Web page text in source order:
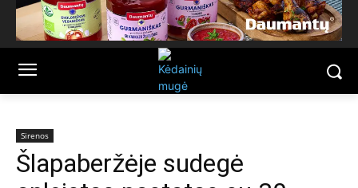
Sirenos
Šlapaberžėje sudegė